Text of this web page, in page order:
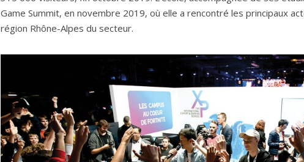
Game Summit, en novembre 2019, où elle a rencontré les principaux
région Rhône-Alpes du secteur.